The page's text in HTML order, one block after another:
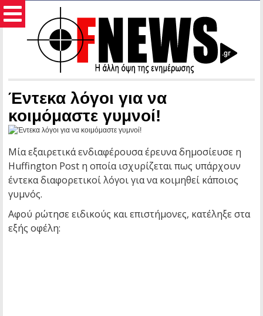
Έντεκα λόγοι για να
κοιμόμαστε γυμνοί!
Μία εξαιρετικά ενδιαφέρουσα έρευνα δημοσίευσε η
Huffington Post η οποία ισχυρίζεται πως υπάρχουν
έντεκα διαφορετικοί λόγοι για να κοιμηθεί κάποιος
γυμνός.
Αφού ρώτησε ειδικούς και επιστήμονες, κατέληξε στα
εξής οφέλη: